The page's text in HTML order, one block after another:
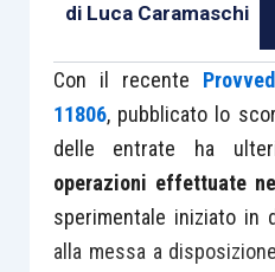
di Luca Caramaschi
Con il recente
11806, pubblicato lo
delle entrate ha
operazioni effettuate
sperimentale iniziato in
alla messa a